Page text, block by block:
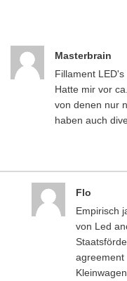
Masterbrain
Fillament
Hatte mir vor
von denen nur
haben auch
Flo
Empirisch
von Led
agreement